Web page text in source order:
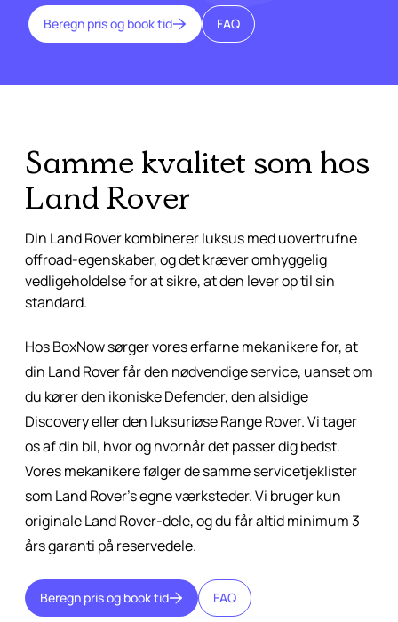
Beregn pris og book tid FAQ
Samme kvalitet som hos
Land Rover
Din Land Rover kombinerer luksus med uovertrufne
offroad-egenskaber, og det kræver omhyggelig
vedligeholdelse for at sikre, at den lever op til sin
standard.
Hos BoxNow sørger vores erfarne mekanikere for, at
din Land Rover får den nødvendige service, uanset om
du kører den ikoniske Defender, den alsidige
Discovery eller den luksuriøse Range Rover. Vi tager
os af din bil, hvor og hvornår det passer dig bedst.
Vores mekanikere følger de samme servicetjeklister
som Land Rover’s egne værksteder. Vi bruger kun
originale Land Rover-dele, og du får altid minimum 3
års garanti på reservedele.
Beregn pris og book tid FAQ